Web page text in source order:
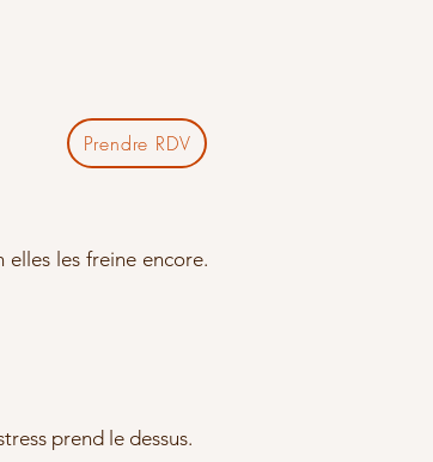
Prendre RDV
les freine encore.
prend le dessus.